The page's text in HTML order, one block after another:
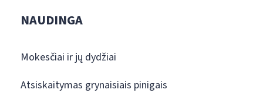
NAUDINGA
Mokesčiai ir jų dydžiai
Atsiskaitymas grynaisiais pinigais